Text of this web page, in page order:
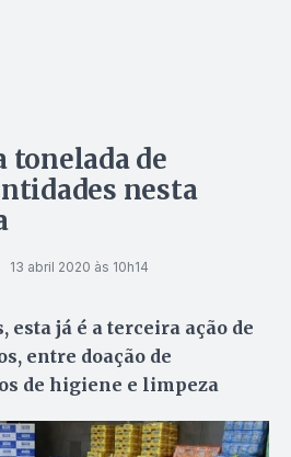
tonelada de
nesta
13 abril 2020 às 10h14
esta já é a terceira ação de
entre doação de
de higiene e limpeza